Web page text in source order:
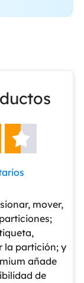

mover,
la partición; y
añade
de